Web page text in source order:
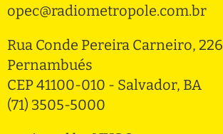
opec@radiometropole.com.br
Rua Conde Pereira Carneiro, 226
Pernambués
CEP 41100-010 - Salvador, BA
(71) 3505-5000